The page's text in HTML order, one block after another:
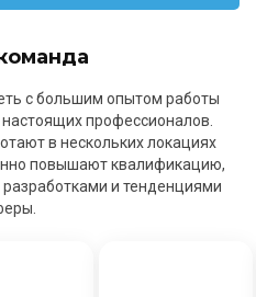
с большим опытом работы
профессионалов.
в нескольких локациях
повышают квалификацию,
и тенденциями